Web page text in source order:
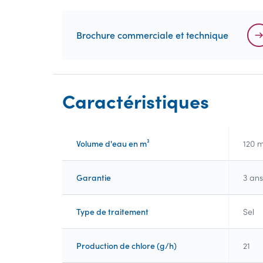
Brochure commerciale et technique
Caractéristiques
Volume d'eau en m³ 120
Garantie 3 ans
Type de traitement Sel
Production de chlore (g/h) 21